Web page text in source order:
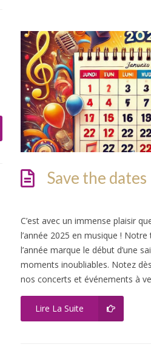
Save the dates
C’est avec un immense plaisir
l’année 2025 en musique !
l’année marque le début d’une
moments inoubliables. Notez
nos concerts et événements à
Lire La Suite